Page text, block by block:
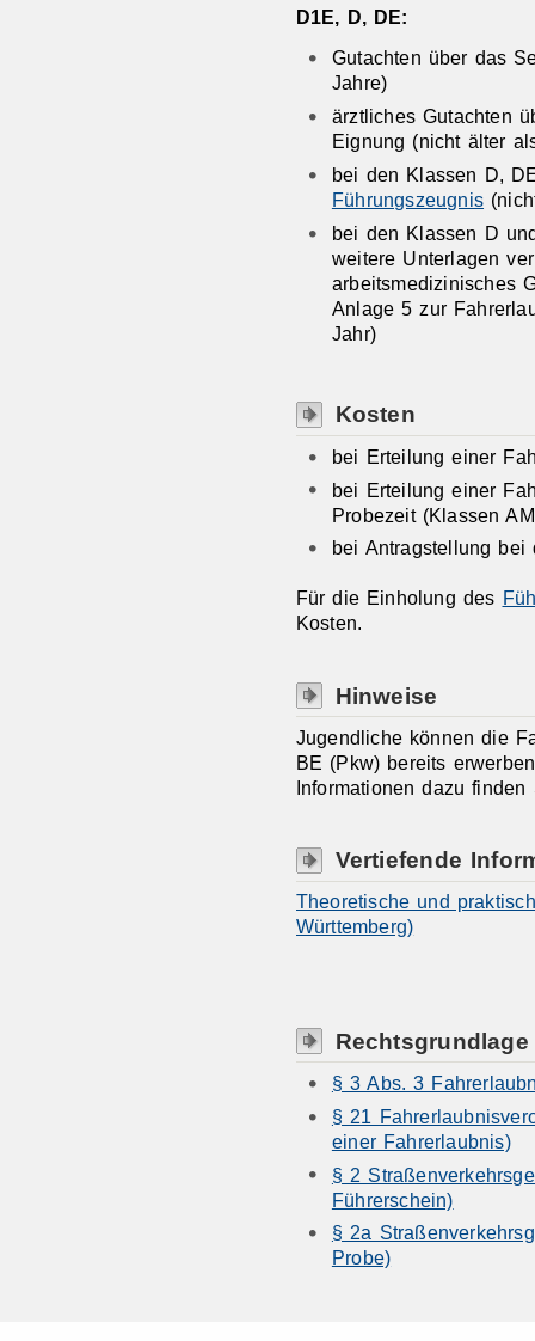
D1E, D, DE:
Gutachten über das
Jahre)
ärztliches Gutachten
Eignung (nicht älter
bei den Klassen D,
Führungszeugnis
bei den Klassen D
weitere Unterlagen
arbeitsmedizinisches
Anlage 5 zur
Jahr)
Kosten
bei Erteilung einer
bei Erteilung einer
Probezeit (Klassen
bei Antragstellung bei
Für die Einholung des
Kosten.
Hinweise
Jugendliche können die
BE (Pkw) bereits
Informationen dazu
Vertiefende
Theoretische und
Württemberg)
Rechtsgrundlage
§ 3 Abs. 3
§ 21
einer Fahrerlaubnis)
§ 2
Führerschein)
§ 2a
Probe)